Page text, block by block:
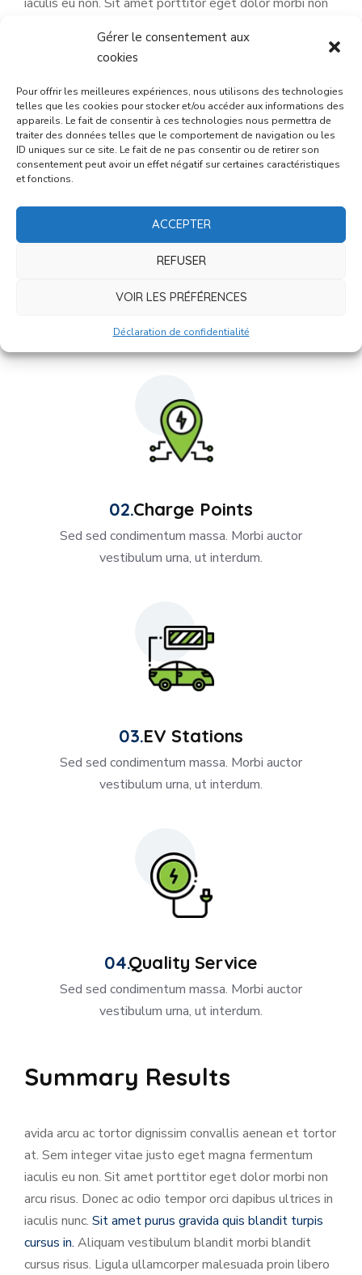
Gérer le consentement aux
cookies
Pour offrir les meilleures expériences, nous utilisons des technologies
telles que les cookies pour stocker et/ou accéder aux informations des
appareils. Le fait de consentir à ces technologies nous permettra de
traiter des données telles que le comportement de navigation ou les
ID uniques sur ce site. Le fait de ne pas consentir ou de retirer son
consentement peut avoir un effet négatif sur certaines caractéristiques
et fonctions.
ACCEPTER
REFUSER
VOIR LES PRÉFÉRENCES
Déclaration de confidentialité
Sit amet purus gravida quis blandit turpis
cursus risus. Ligula ullamcorper malesuada proin libero
nunc consequat interdum varius sit.
vestibulum urna, ut interdum.
Charge Points
Sed sed condimentum massa. Morbi auctor
vestibulum urna, ut interdum.
EV Stations
Sed sed condimentum massa. Morbi auctor
vestibulum urna, ut interdum.
Quality Service
Sed sed condimentum massa. Morbi auctor
vestibulum urna, ut interdum.
Summary Results
avida arcu ac tortor dignissim convallis aenean et tortor
at. Sem integer vitae justo eget magna fermentum
iaculis eu non. Sit amet porttitor eget dolor morbi non
arcu risus. Donec ac odio tempor orci dapibus ultrices in
iaculis nunc. Sit amet purus gravida quis blandit turpis
cursus in. Aliquam vestibulum blandit morbi blandit
cursus risus. Ligula ullamcorper malesuada proin libero